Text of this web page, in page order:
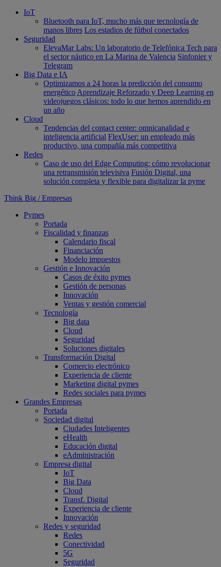
IoT
Bluetooth para IoT, mucho más que tecnología de
manos libres Los estadios de fútbol conectados
Seguridad
ElevaMar Labs: Un laboratorio de Telefónica Tech para
el sector náutico en La Marina de Valencia Sinfonier y
Telegram
Big Data e IA
Optimizamos a 24 horas la predicción del consumo
energético Aprendizaje Reforzado y Deep Learning en
videojuegos clásicos: todo lo que hemos aprendido en
un año
Cloud
Tendencias del contact center: omnicanalidad e
inteligencia artificial FlexUser: un empleado más
productivo, una compañía más competitiva
Redes
Caso de uso del Edge Computing: cómo revolucionar
una retransmisión televisiva Fusión Digital, una
solución completa y flexible para digitalizar la pyme
Think Big / Empresas
Pymes
Portada
Fiscalidad y finanzas
Calendario fiscal
Financiación
Modelo impuestos
Gestión e Innovación
Casos de éxito pymes
Gestión de personas
Innovación
Ventas y gestión comercial
Tecnología
Big data
Cloud
Seguridad
Soluciones digitales
Transformación Digital
Comercio electrónico
Experiencia de cliente
Marketing digital pymes
Redes sociales para pymes
Grandes Empresas
Portada
Sociedad digital
Ciudades Inteligentes
eHealth
Educación digital
eAdministración
Empresa digital
IoT
Big Data
Cloud
Transf. Digital
Experiencia de cliente
Innovación
Redes y seguridad
Redes
Conectividad
5G
Seguridad